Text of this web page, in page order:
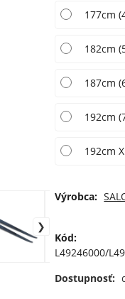
177cm
182cm
187cm
192cm
192cm
Výrobca:
Kód:
L49246000/
Dostupnosť: